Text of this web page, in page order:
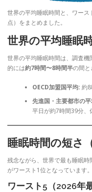
世界の平均睡眠時間と、ワー
点）をまとめました。
世界の平均睡眠
世界の平均睡眠時間は、調査
的には約7時間〜8時間半の間と
OECD加盟国平均: 約
先進国・主要都市の
平日が約7時間39分、
睡眠時間の短さ
残念ながら、世界で最も睡眠
がワースト1位となっています。
ワースト5（2026年